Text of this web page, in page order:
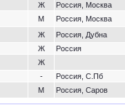
Ж
Россия, Москва
М
Россия, Москва
Ж
Россия, Дубна
Ж
Россия
Ж
-
Россия, С.Пб
М Россия, Саров